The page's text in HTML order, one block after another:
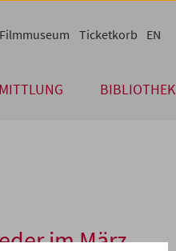
BIBLIOTHEK
Ticketkorb EN
im März